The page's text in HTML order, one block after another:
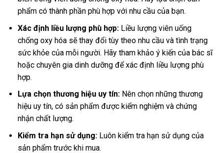
phẩm có thành phần phù hợp với nhu cầu của bạn.
Xác định liều lượng phù hợp:Liều lượng viên uống
chống oxy hóa sẽ thay đổi tùy theo nhu cầu và tình trạng
sức khỏe của mỗi người. Hãy tham khảo ý kiến của bác sĩ
hoặc chuyên gia dinh dưỡng để xác định liều lượng phù
hợp.
Lựa chọn thương hiệu uy tín:Nên chọn những thương
hiệu uy tín, có sản phẩm được kiểm nghiệm và chứng
nhận chất lượng.
Kiểm tra hạn sử dụng:Luôn kiểm tra hạn sử dụng của
sản phẩm trước khi mua.